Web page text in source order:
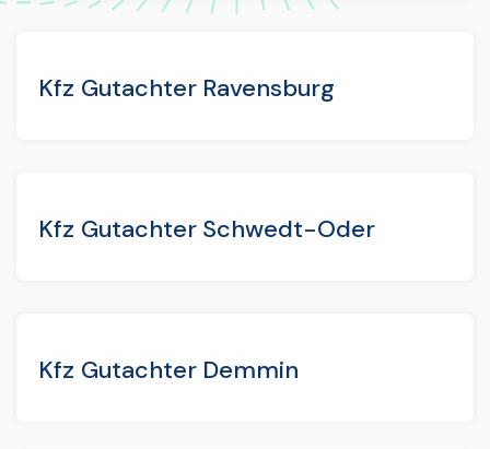
Kfz Gutachter Ravensburg
Kfz Gutachter Schwedt-Oder
Kfz Gutachter Demmin